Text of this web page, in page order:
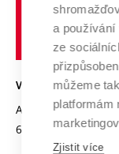
Transfer znalostí
Open Science
Projekty
Projekty ze
Specifický výzkum
Mezinárodní
Univerzitní sítě
Udržitelná
Podnikavá
Bezpečná
Vyznamenání
Organizační
VYSOKÉ UČENÍ
Antonínská 548/1
602 00 Brno
a používání
ze
můžeme
platformám
Zjistit více